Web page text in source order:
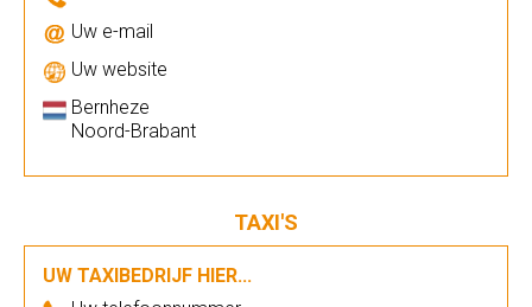
Uw e-mail
Uw website
Bernheze
Noord-Brabant
TAXI'S
UW TAXIBEDRIJF HIER...